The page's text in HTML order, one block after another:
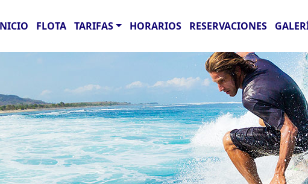
FLOTA TARIFAS HORARIOS RESERVACIONES